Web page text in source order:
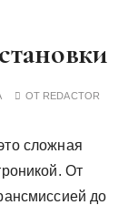
ОТ REDACTOR
сложная
От
до